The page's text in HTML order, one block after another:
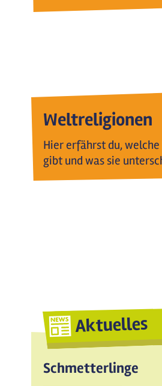
Weltreligionen
Hier erfährst du,
gibt und was sie
Aktuelles
Schmetterlinge